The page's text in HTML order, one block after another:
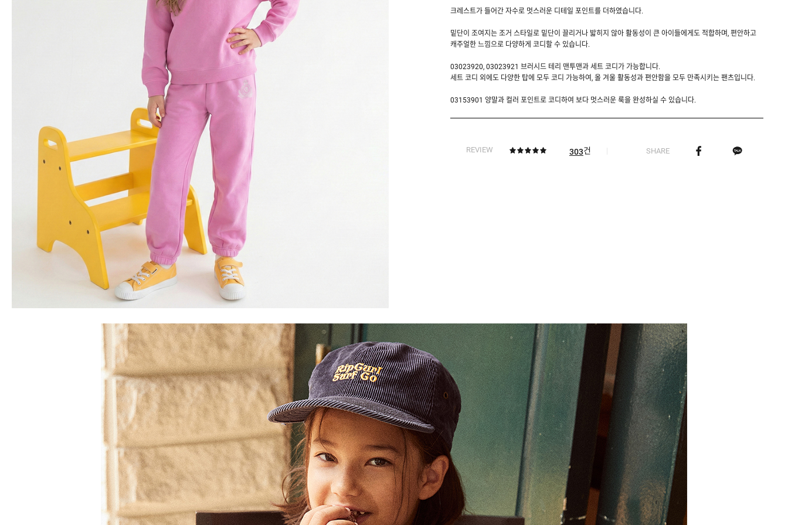
크레스트가 들어간 자수로 멋스러운 디테일 포인트를 더하였습니다.
밑단이 조여지는 조거 스타일로 밑단이 끌리거나 밟히지 않아 활동성이 큰 아이들에게도 적합하며, 편안하고
캐주얼한 느낌으로 다양하게 코디할 수 있습니다.
03023920, 03023921 브러시드 테리 맨투맨과 세트 코디가 가능합니다.
세트 코디 외에도 다양한 탑에 모두 코디 가능하여, 올 겨울 활동성과 편안함을 모두 만족시키는 팬츠입니다.
03153901 양말과 컬러 포인트로 코디하여 보다 멋스러운 룩을 완성하실 수 있습니다.
REVIEW 303건 SHARE